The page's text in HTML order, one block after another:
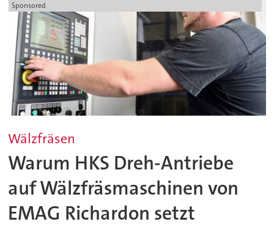
Sponsored
Wälzfräsen
Warum HKS Dreh-Antriebe
auf Wälzfräsmaschinen von
EMAG Richardon setzt